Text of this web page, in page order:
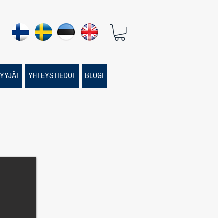
YHTEYSTIEDOT BLOGI